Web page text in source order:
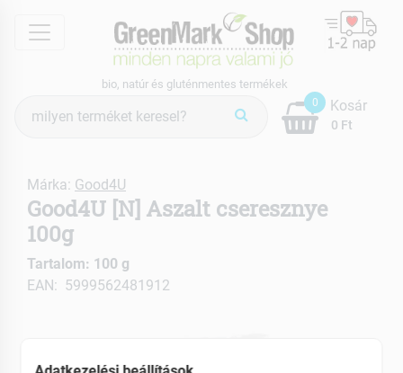
menu
bio, natúr és gluténmentes termékek
keresés
0
0 Ft
Kosár
Márka: Good4U
Good4U [N] Aszalt cseresznye
100g
Tartalom: 100 g
EAN: 5999562481912